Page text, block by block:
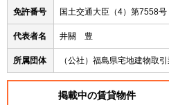
免許番号 国土交通大臣（4）第7558号
代表者名 井關 豊
所属団体 （公社）福島県宅地建物取
掲載中の賃貸物件